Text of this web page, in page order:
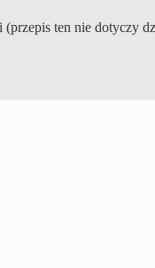
ten nie dotyczy